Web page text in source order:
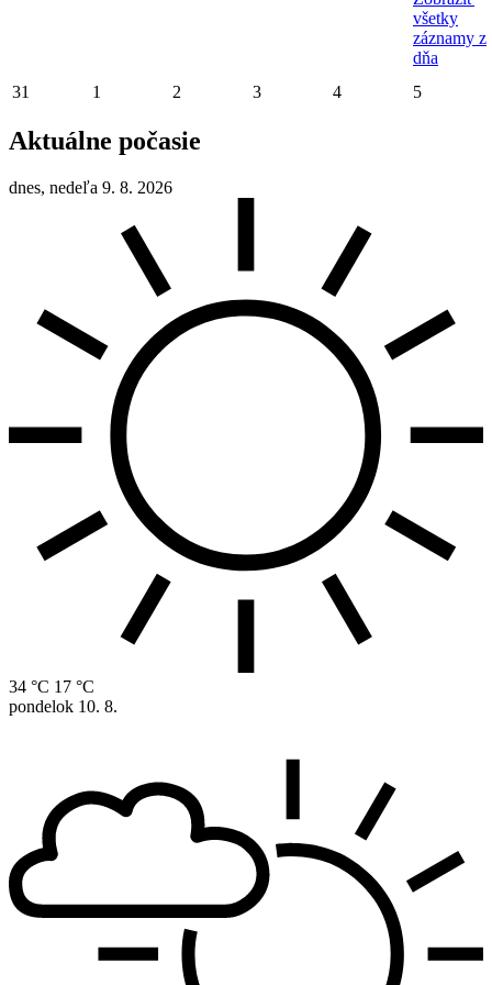
všetky
záznamy z
dňa
31
1 2 3 4 5
Aktuálne počasie
dnes, nedeľa 9. 8. 2026
34 °C 17 °C
pondelok 10. 8.